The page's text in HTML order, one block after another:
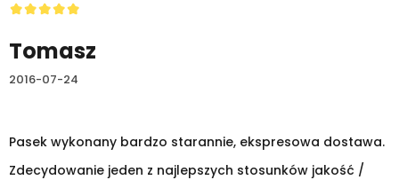
Tomasz
2016-07-24
Pasek wykonany bardzo starannie, ekspresowa dostawa.
Zdecydowanie jeden z najlepszych stosunków jakość /